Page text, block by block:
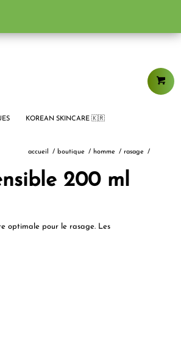
KOREAN SKINCARE 🇰🇷
accueil / boutique / homme / rasage /
200 ml
optimale pour le rasage. Les